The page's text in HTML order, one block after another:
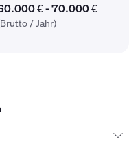
€ - 70.000 €
/ Jahr)